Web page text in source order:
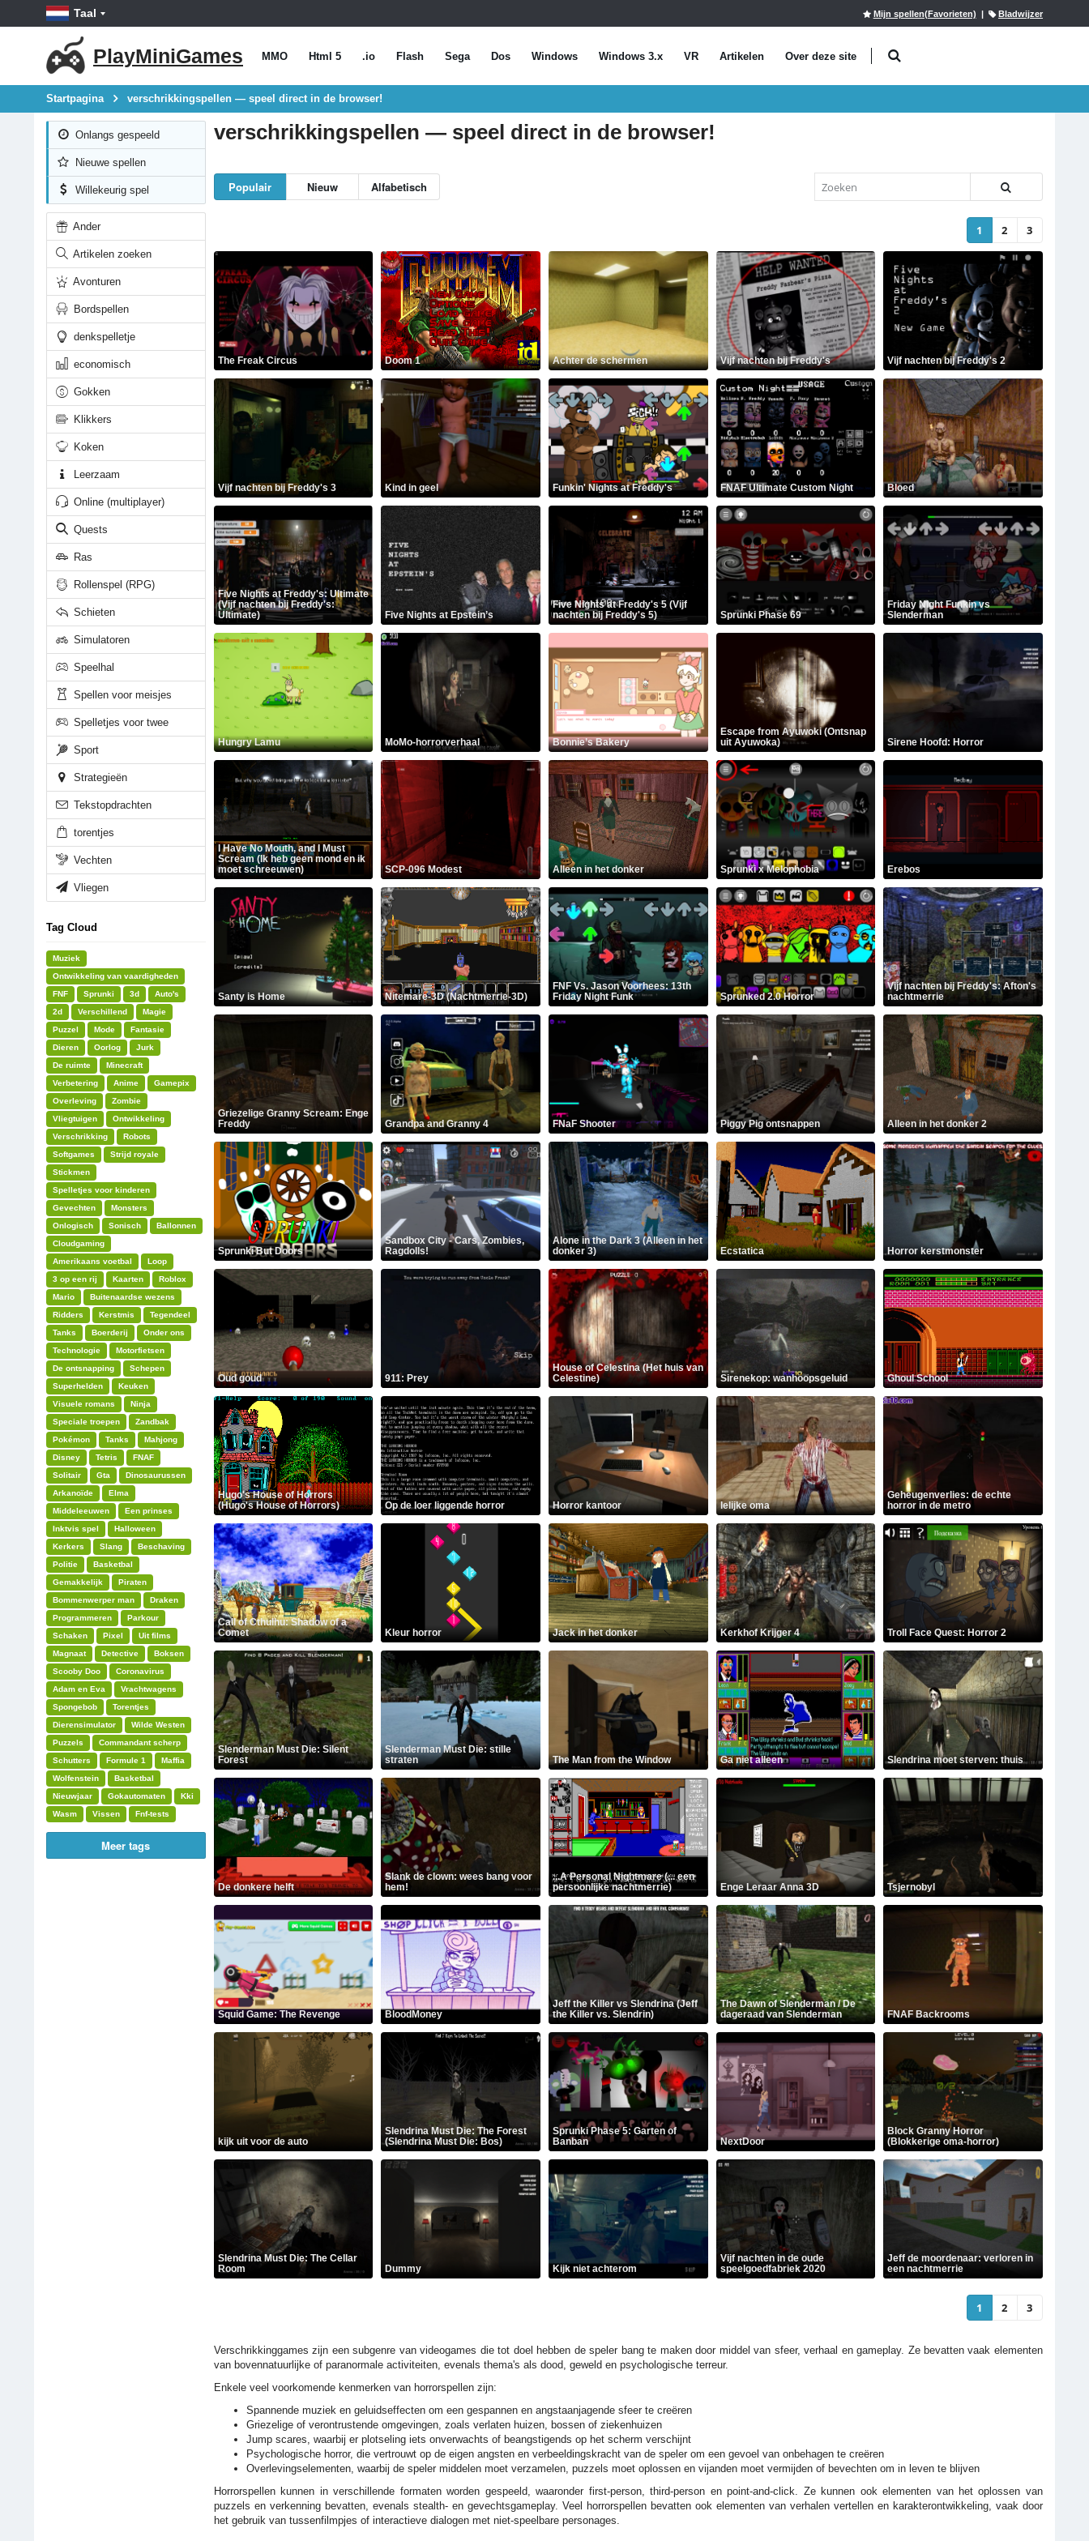
Taal Mijn spellen(Favorieten) | Bladwijzer
PlayMiniGames MMO Html 5 .io Flash Sega Dos Windows Windows 3.x VR Artikelen Over deze site
Startpagina verschrikkingspellen — speel direct in de browser!
Onlangs gespeeld
Nieuwe spellen
Willekeurig spel
Ander
Artikelen zoeken
Avonturen
Bordspellen
denkspelletje
economisch
Gokken
Klikkers
Koken
Leerzaam
Online (multiplayer)
Quests
Ras
Rollenspel (RPG)
Schieten
Simulatoren
Speelhal
Spellen voor meisjes
Spelletjes voor twee
Sport
Strategieën
Tekstopdrachten
torentjes
Vechten
Vliegen
Tag Cloud
Muziek
Ontwikkeling van vaardigheden
FNF
Sprunki 3d
Auto's
2d
Verschillend
Magie
Puzzel
Mode
Fantasie
Dieren
Oorlog
Jurk
De ruimte
Minecraft
Verbetering
Anime
Gamepix
Overleving
Zombie
Vliegtuigen
Ontwikkeling
Verschrikking
Robots
Softgames
Strijd royale
Stickmen
Spelletjes voor kinderen
Gevechten
Monsters
Onlogisch
Sonisch
Ballonnen
Cloudgaming
Amerikaans voetbal
Loop
3 op een rij
Kaarten
Roblox
Mario
Buitenaardse wezens
Ridders
Kerstmis
Tegendeel
Tanks
Boerderij
Onder ons
Technologie
Motorfietsen
De ontsnapping
Schepen
Superhelden
Keuken
Visuele romans
Ninja
Speciale troepen
Zandbak
Pokémon
Tanks
Mahjong
Disney
Tetris
FNAF
Solitair
Gta
Dinosaurussen
Arkanoïde
Elma
Middeleeuwen
Een prinses
Inktvis spel
Halloween
Kerkers
Slang
Beschaving
Politie
Basketbal
Gemakkelijk
Piraten
Bommenwerper man
Draken
Programmeren
Parkour
Schaken
Pixel
Uit films
Magnaat
Detective
Boksen
Scooby Doo
Coronavirus
Adam en Eva
Vrachtwagens
Spongebob
Torentjes
Dierensimulator
Wilde Westen
Puzzels
Commandant scherp
Schutters
Formule 1
Maffia
Wolfenstein
Basketbal
Nieuwjaar
Gokautomaten
Kki
Wasm
Vissen Fnf-tests
Meer tags
verschrikkingspellen — speel direct in de browser!
Populair Nieuw Alfabetisch
1 2 3
The Freak Circus Doom 1 Achter de schermen Vijf nachten bij Freddy's Vijf nachten bij Freddy's 2
Vijf nachten bij Freddy's 3 Kind in geel Funkin' Nights at Freddy's FNAF Ultimate Custom Night Bloed
Five Nights at Freddy's: Ultimate
(Vijf nachten bij Freddy's:
Ultimate)
Five Nights at Epstein’s
Five Nights at Freddy's 5 (Vijf
nachten bij Freddy's 5)
Sprunki Phase 69
Friday Night Funkin vs
Slenderman
Hungry Lamu MoMo-horrorverhaal Bonnie’s Bakery
Escape from Ayuwoki (Ontsnap
uit Ayuwoka)
Sirene Hoofd: Horror
I Have No Mouth, and I Must
Scream (Ik heb geen mond en ik
moet schreeuwen)
SCP-096 Modest Alleen in het donker Sprunki x Melophobia Erebos
Santy is Home Nitemare-3D (Nachtmerrie-3D)
FNF Vs. Jason Voorhees: 13th
Friday Night Funk
Sprunked 2.0 Horror
Vijf nachten bij Freddy's: Afton's
nachtmerrie
Griezelige Granny Scream: Enge
Freddy
Grandpa and Granny 4 FNaF Shooter Piggy Pig ontsnappen Alleen in het donker 2
Sprunki But Doors
Sandbox City - Cars, Zombies,
Ragdolls!
Alone in the Dark 3 (Alleen in het
donker 3)
Ecstatica Horror kerstmonster
Oud goud 911: Prey
House of Celestina (Het huis van
Celestine)
Sirenekop: wanhoopsgeluid Ghoul School
Hugo's House of Horrors
(Hugo's House of Horrors)
Op de loer liggende horror Horror kantoor lelijke oma
Geheugenverlies: de echte
horror in de metro
Call of Cthulhu: Shadow of a
Comet
Kleur horror Jack in het donker Kerkhof Krijger 4 Troll Face Quest: Horror 2
Slenderman Must Die: Silent
Forest
Slenderman Must Die: stille
straten
The Man from the Window Ga niet alleen Slendrina moet sterven: thuis
De donkere helft
Slank de clown: wees bang voor
hem!
...A Personal Nightmare (... een
persoonlijke nachtmerrie)
Enge Leraar Anna 3D Tsjernobyl
Squid Game: The Revenge BloodMoney
Jeff the Killer vs Slendrina (Jeff
the Killer vs. Slendrin)
The Dawn of Slenderman / De
dageraad van Slenderman
FNAF Backrooms
kijk uit voor de auto
Slendrina Must Die: The Forest
(Slendrina Must Die: Bos)
Sprunki Phase 5: Garten of
Banban
NextDoor
Block Granny Horror
(Blokkerige oma-horror)
Slendrina Must Die: The Cellar
Room
Dummy Kijk niet achterom
Vijf nachten in de oude
speelgoedfabriek 2020
Jeff de moordenaar: verloren in
een nachtmerrie
1 2 3
Verschrikkinggames zijn een subgenre van videogames die tot doel hebben de speler bang te maken door middel van sfeer, verhaal en gameplay. Ze bevatten vaak elementen
van bovennatuurlijke of paranormale activiteiten, evenals thema's als dood, geweld en psychologische terreur.
Enkele veel voorkomende kenmerken van horrorspellen zijn:
Spannende muziek en geluidseffecten om een gespannen en angstaanjagende sfeer te creëren
Griezelige of verontrustende omgevingen, zoals verlaten huizen, bossen of ziekenhuizen
Jump scares, waarbij er plotseling iets onverwachts of beangstigends op het scherm verschijnt
Psychologische horror, die vertrouwt op de eigen angsten en verbeeldingskracht van de speler om een gevoel van onbehagen te creëren
Overlevingselementen, waarbij de speler middelen moet verzamelen, puzzels moet oplossen en vijanden moet vermijden of bevechten om in leven te blijven
Horrorspellen kunnen in verschillende formaten worden gespeeld, waaronder first-person, third-person en point-and-click. Ze kunnen ook elementen van het oplossen van
puzzels en verkenning bevatten, evenals stealth- en gevechtsgameplay. Veel horrorspellen bevatten ook elementen van verhalen vertellen en karakterontwikkeling, vaak door
het gebruik van tussenfilmpjes of interactieve dialogen met niet-speelbare personages.